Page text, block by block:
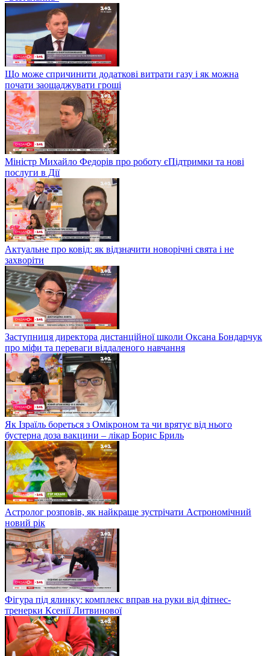
Що може спричинити додаткові витрати газу і як можна
почати заощаджувати гроші
Міністр Михайло Федорів про роботу єПідтримки та нові
послуги в Дії
Актуальне про ковід: як відзначити новорічні свята і не
захворіти
Заступниця директора дистанційної школи Оксана Бондарчук
про міфи та переваги віддаленого навчання
Як Ізраїль бореться з Омікроном та чи врятує від нього
бустерна доза вакцини – лікар Борис Бриль
Астролог розповів, як найкраще зустрічати Астрономічний
новий рік
Фігура під ялинку: комплекс вправ на руки від фітнес-
тренерки Ксенії Литвинової